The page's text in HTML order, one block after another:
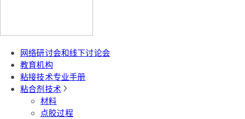
网络研讨会和线下讨论会
教育机构
粘接技术专业手册
粘合剂技术
材料
点胶过程